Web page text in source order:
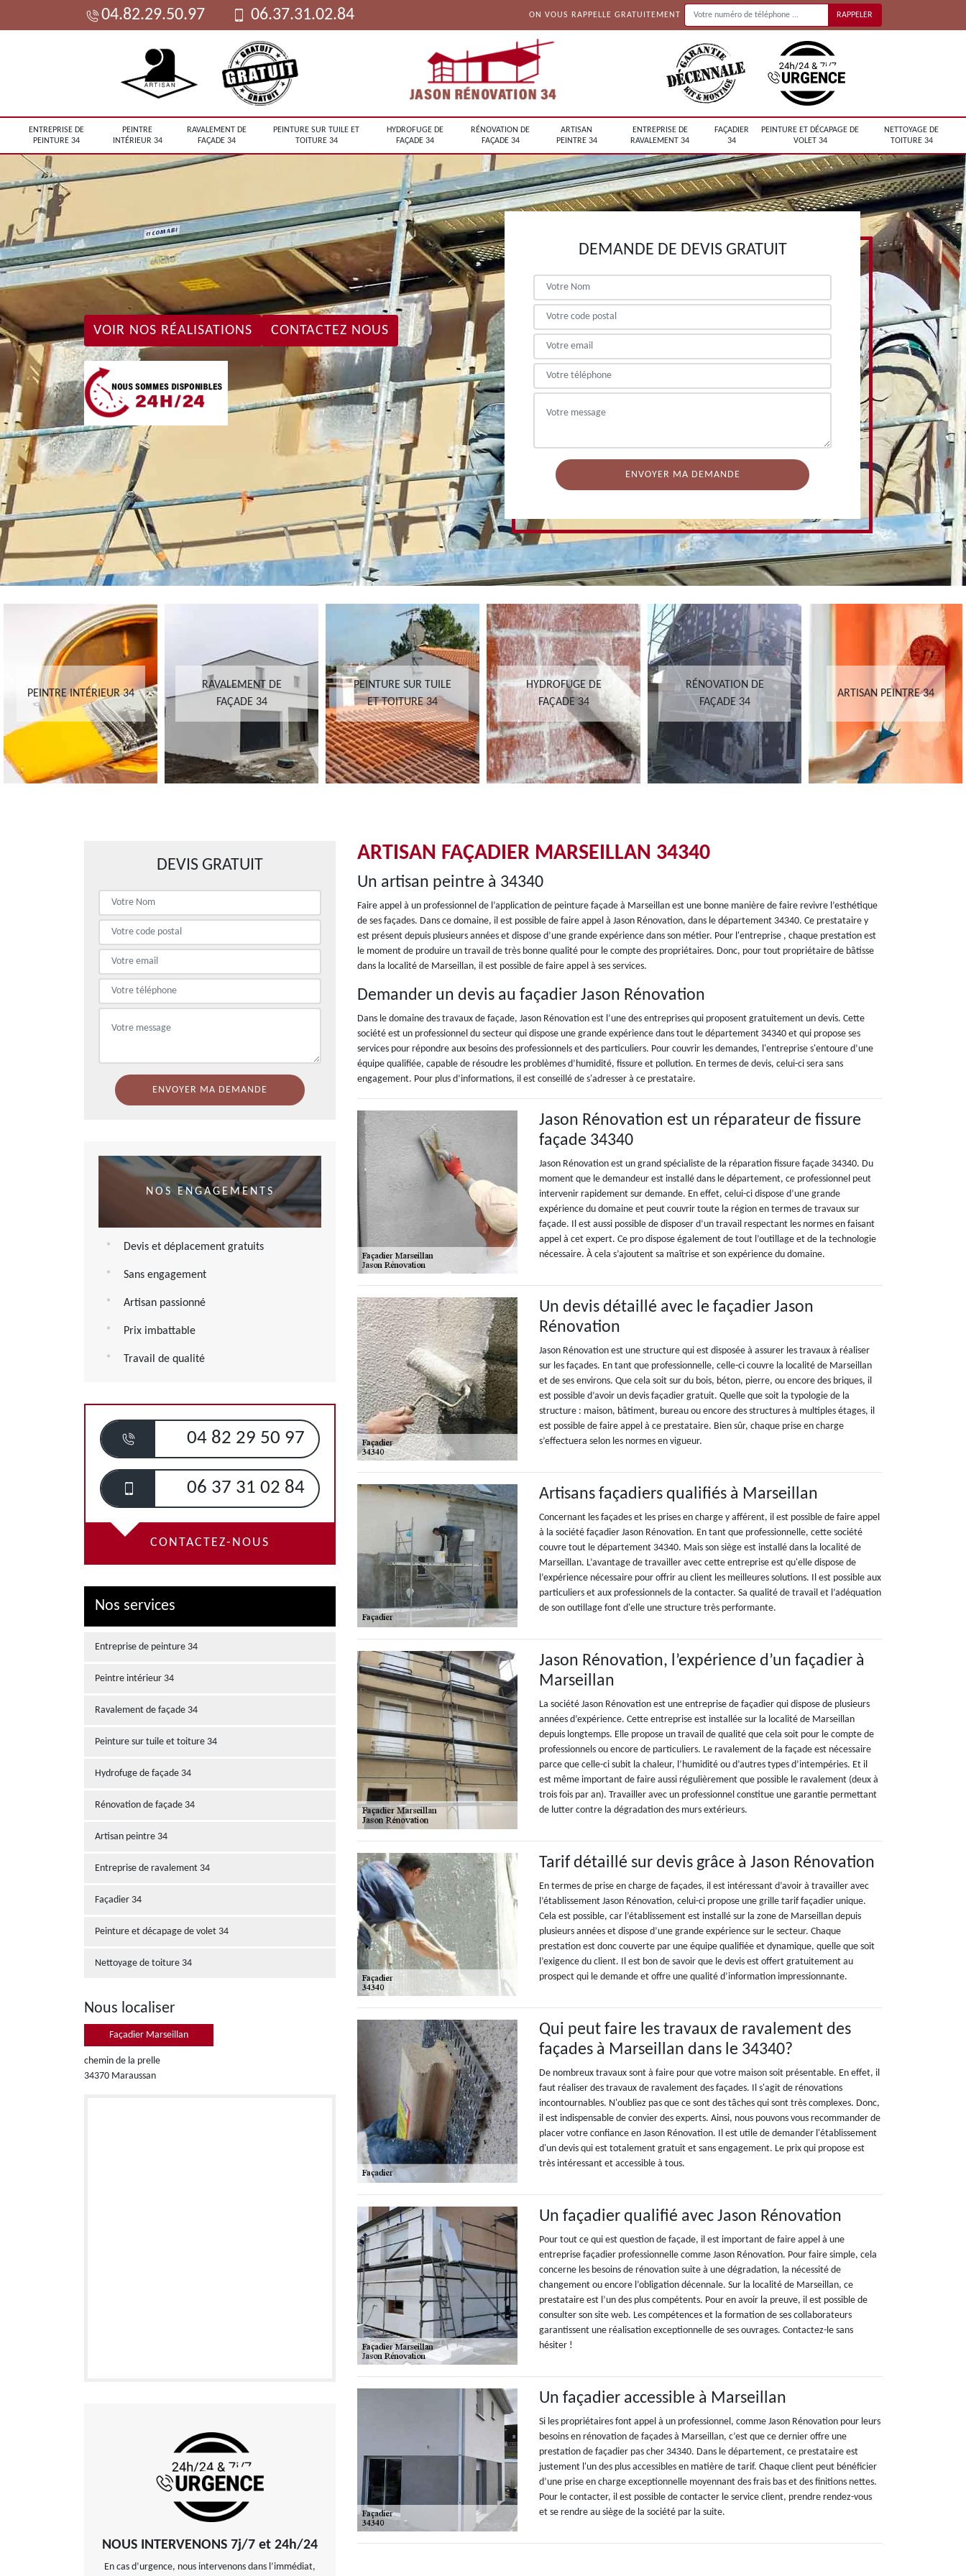
04.82.29.50.97 06.37.31.02.84 ON VOUS RAPPELLE GRATUITEMENT
ENTREPRISE DE
PEINTURE 34
PEINTRE
INTÉRIEUR 34
RAVALEMENT DE
FAÇADE 34
PEINTURE SUR TUILE ET
TOITURE 34
HYDROFUGE DE
FAÇADE 34
RÉNOVATION DE
FAÇADE 34
ARTISAN
PEINTRE 34
ENTREPRISE DE
RAVALEMENT 34
FAÇADIER
34
PEINTURE ET DÉCAPAGE DE
VOLET 34
NETTOYAGE DE
TOITURE 34
VOIR NOS RÉALISATIONS CONTACTEZ NOUS
DEMANDE DE DEVIS GRATUIT
PEINTRE INTÉRIEUR 34
RAVALEMENT DE
FAÇADE 34
PEINTURE SUR TUILE
ET TOITURE 34
HYDROFUGE DE
FAÇADE 34
RÉNOVATION DE
FAÇADE 34
ARTISAN PEINTRE 34
DEVIS GRATUIT
NOS ENGAGEMENTS
Devis et déplacement gratuits
Sans engagement
Artisan passionné
Prix imbattable
Travail de qualité
04 82 29 50 97
06 37 31 02 84
CONTACTEZ-NOUS
Nos services
Entreprise de peinture 34
Peintre intérieur 34
Ravalement de façade 34
Peinture sur tuile et toiture 34
Hydrofuge de façade 34
Rénovation de façade 34
Artisan peintre 34
Entreprise de ravalement 34
Façadier 34
Peinture et décapage de volet 34
Nettoyage de toiture 34
Nous localiser
Façadier Marseillan
chemin de la prelle
34370 Maraussan
NOUS INTERVENONS 7j/7 et 24h/24
En cas d’urgence, nous intervenons dans l’immédiat,
ARTISAN FAÇADIER MARSEILLAN 34340
Un artisan peintre à 34340
Faire appel à un professionnel de l’application de peinture façade à Marseillan est une bonne manière de faire revivre l’esthétique
de ses façades. Dans ce domaine, il est possible de faire appel à Jason Rénovation, dans le département 34340. Ce prestataire y
est présent depuis plusieurs années et dispose d’une grande expérience dans son métier. Pour l'entreprise , chaque prestation est
le moment de produire un travail de très bonne qualité pour le compte des propriétaires. Donc, pour tout propriétaire de bâtisse
dans la localité de Marseillan, il est possible de faire appel à ses services.
Demander un devis au façadier Jason Rénovation
Dans le domaine des travaux de façade, Jason Rénovation est l’une des entreprises qui proposent gratuitement un devis. Cette
société est un professionnel du secteur qui dispose une grande expérience dans tout le département 34340 et qui propose ses
services pour répondre aux besoins des professionnels et des particuliers. Pour couvrir les demandes, l'entreprise s'entoure d’une
équipe qualifiée, capable de résoudre les problèmes d’humidité, fissure et pollution. En termes de devis, celui-ci sera sans
engagement. Pour plus d’informations, il est conseillé de s'adresser à ce prestataire.
Jason Rénovation est un réparateur de fissure
façade 34340
Jason Rénovation est un grand spécialiste de la réparation fissure façade 34340. Du
moment que le demandeur est installé dans le département, ce professionnel peut
intervenir rapidement sur demande. En effet, celui-ci dispose d’une grande
expérience du domaine et peut couvrir toute la région en termes de travaux sur
façade. Il est aussi possible de disposer d’un travail respectant les normes en faisant
appel à cet expert. Ce pro dispose également de tout l’outillage et de la technologie
nécessaire. À cela s’ajoutent sa maîtrise et son expérience du domaine.
Un devis détaillé avec le façadier Jason
Rénovation
Jason Rénovation est une structure qui est disposée à assurer les travaux à réaliser
sur les façades. En tant que professionnelle, celle-ci couvre la localité de Marseillan
et de ses environs. Que cela soit sur du bois, béton, pierre, ou encore des briques, il
est possible d’avoir un devis façadier gratuit. Quelle que soit la typologie de la
structure : maison, bâtiment, bureau ou encore des structures à multiples étages, il
est possible de faire appel à ce prestataire. Bien sûr, chaque prise en charge
s’effectuera selon les normes en vigueur.
Artisans façadiers qualifiés à Marseillan
Concernant les façades et les prises en charge y afférent, il est possible de faire appel
à la société façadier Jason Rénovation. En tant que professionnelle, cette société
couvre tout le département 34340. Mais son siège est installé dans la localité de
Marseillan. L’avantage de travailler avec cette entreprise est qu'elle dispose de
l’expérience nécessaire pour offrir au client les meilleures solutions. Il est possible aux
particuliers et aux professionnels de la contacter. Sa qualité de travail et l’adéquation
de son outillage font d'elle une structure très performante.
Jason Rénovation, l’expérience d’un façadier à
Marseillan
La société Jason Rénovation est une entreprise de façadier qui dispose de plusieurs
années d’expérience. Cette entreprise est installée sur la localité de Marseillan
depuis longtemps. Elle propose un travail de qualité que cela soit pour le compte de
professionnels ou encore de particuliers. Le ravalement de la façade est nécessaire
parce que celle-ci subit la chaleur, l’humidité ou d’autres types d’intempéries. Et il
est même important de faire aussi régulièrement que possible le ravalement (deux à
trois fois par an). Travailler avec un professionnel constitue une garantie permettant
de lutter contre la dégradation des murs extérieurs.
Tarif détaillé sur devis grâce à Jason Rénovation
En termes de prise en charge de façades, il est intéressant d’avoir à travailler avec
l’établissement Jason Rénovation, celui-ci propose une grille tarif façadier unique.
Cela est possible, car l’établissement est installé sur la zone de Marseillan depuis
plusieurs années et dispose d’une grande expérience sur le secteur. Chaque
prestation est donc couverte par une équipe qualifiée et dynamique, quelle que soit
l’exigence du client. Il est bon de savoir que le devis est offert gratuitement au
prospect qui le demande et offre une qualité d’information impressionnante.
Qui peut faire les travaux de ravalement des
façades à Marseillan dans le 34340?
De nombreux travaux sont à faire pour que votre maison soit présentable. En effet, il
faut réaliser des travaux de ravalement des façades. Il s'agit de rénovations
incontournables. N'oubliez pas que ce sont des tâches qui sont très complexes. Donc,
il est indispensable de convier des experts. Ainsi, nous pouvons vous recommander de
placer votre confiance en Jason Rénovation. Il est utile de demander l'établissement
d'un devis qui est totalement gratuit et sans engagement. Le prix qui propose est
très intéressant et accessible à tous.
Un façadier qualifié avec Jason Rénovation
Pour tout ce qui est question de façade, il est important de faire appel à une
entreprise façadier professionnelle comme Jason Rénovation. Pour faire simple, cela
concerne les besoins de rénovation suite à une dégradation, la nécessité de
changement ou encore l’obligation décennale. Sur la localité de Marseillan, ce
prestataire est l’un des plus compétents. Pour en avoir la preuve, il est possible de
consulter son site web. Les compétences et la formation de ses collaborateurs
garantissent une réalisation exceptionnelle de ses ouvrages. Contactez-le sans
hésiter !
Un façadier accessible à Marseillan
Si les propriétaires font appel à un professionnel, comme Jason Rénovation pour leurs
besoins en rénovation de façades à Marseillan, c’est que ce dernier offre une
prestation de façadier pas cher 34340. Dans le département, ce prestataire est
justement l'un des plus accessibles en matière de tarif. Chaque client peut bénéficier
d’une prise en charge exceptionnelle moyennant des frais bas et des finitions nettes.
Pour le contacter, il est possible de contacter le service client, prendre rendez-vous
et se rendre au siège de la société par la suite.